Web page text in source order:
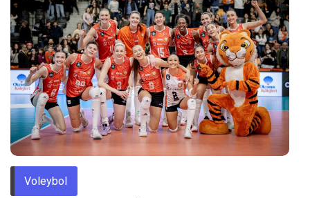
Voleybol